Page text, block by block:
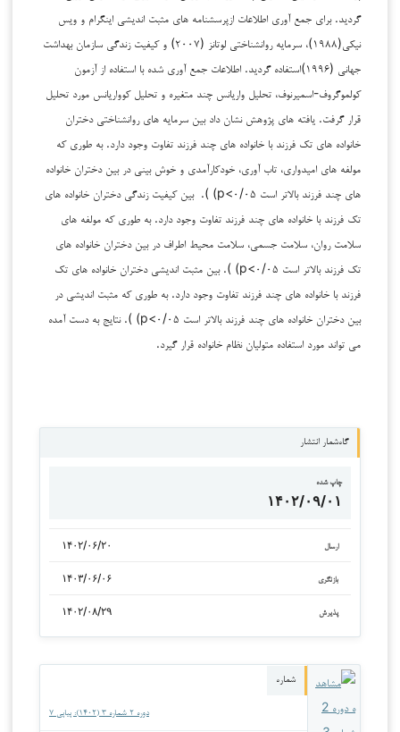
گردید. برای جمع آوری اطلاعات ازپرسشنامه های مثبت اندیشی اینگرام و ویس
نیکی(۱۹۸۸)، سرمایه روانشناختی لوتانز (۲۰۰۷) و کیفیت زندگی سازمان بهداشت
جهانی (۱۹۹۶)استفاده گردید. اطلاعات جمع آوری شده با استفاده از آزمون
کولموگروف-اسمیرنوف، تحلیل واریانس چند متغیره و تحلیل کوواریانس مورد تحلیل
قرار گرفت. یافته های پژوهش نشان داد بین سرمایه های روانشناختی دختران
خانواده های تک فرزند با خانواده های چند فرزند تفاوت وجود دارد. به طوری که
مولفه های امیدواری، تاب آوری، خودکارآمدی و خوش بینی در بین دختران خانواده
های چند فرزند بالاتر است p<۰/۰۵) ). بین کیفیت زندگی دختران خانواده های
تک فرزند با خانواده های چند فرزند تفاوت وجود دارد. به طوری که مولفه های
سلامت روان، سلامت جسمی، سلامت محیط اطراف در بین دختران خانواده های
تک فرزند بالاتر است p<۰/۰۵) ). بین مثبت اندیشی دختران خانواده های تک
فرزند با خانواده های چند فرزند تفاوت وجود دارد. به طوری که مثبت اندیشی در
بین دختران خانواده های چند فرزند بالاتر است p<۰/۰۵) ). نتایج به دست آمده
می تواند مورد استفاده متولیان نظام خانواده قرار گیرد.
گاه‌شمار انتشار
چاپ شده
۱۴۰۲/۰۹/۰۱
ارسال ۱۴۰۲/۰۶/۲۰
بازنگری ۱۴۰۳/۰۶/۰۶
پذیرش ۱۴۰۲/۰۸/۲۹
شماره
دوره ۲ شماره ۳ (۱۴۰۲): پیاپی ۷